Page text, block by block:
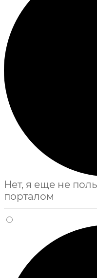
Нет, я еще не
порталом